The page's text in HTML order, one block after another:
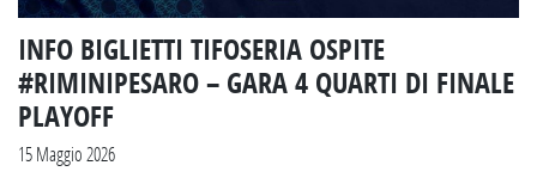
INFO BIGLIETTI TIFOSERIA OSPITE
#RIMINIPESARO – GARA 4 QUARTI DI FINALE
PLAYOFF
15 Maggio 2026